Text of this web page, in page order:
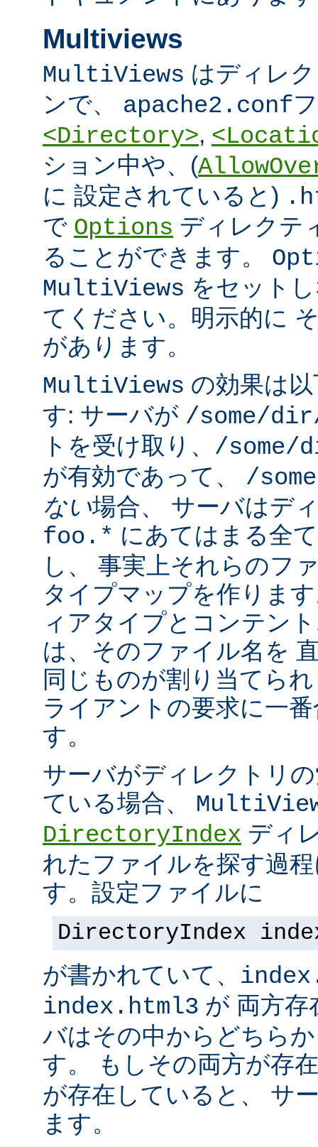
Multiviews
MultiViews はディレ
ンで、 apache2.conf
<Directory>,
ション中や、(
に 設定されていると)
で Options ディレクテ
ることができます。
MultiViews をセット
てください。明示的に
があります。
MultiViews の効果は
す: サーバが /some/
トを受け取り、 /some/
が有効であって、 /
ない場合、 サーバはデ
foo.* にあてはまる全
し、 事実上それらのフ
タイプマップを作りま
ィアタイプとコンテン
は、そのファイル名を
同じものが割り当てら
ライアントの要求に一
す。
サーバがディレクトリ
ている場合、
DirectoryIndex ディ
れたファイルを探す過
す。設定ファイルに
DirectoryIndex
が書かれていて、
index.html3 が 両方存
バはその中からどちら
す。 もしその両方が存
が存在していると、 サ
ます。